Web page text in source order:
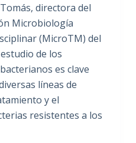
directora del
Microbiología
(MicroTM) del
de los
es clave
líneas de
y el
resistentes a los